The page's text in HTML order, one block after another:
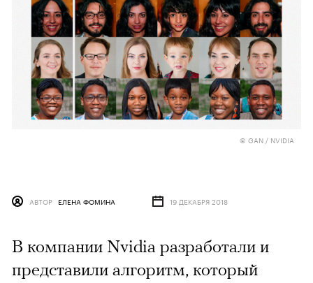
© GAN / NVIDIA
АВТОР ЕЛЕНА ФОМИНА 19 ДЕКАБРЯ 2018
В компании Nvidia разработали и
представили алгоритм, который